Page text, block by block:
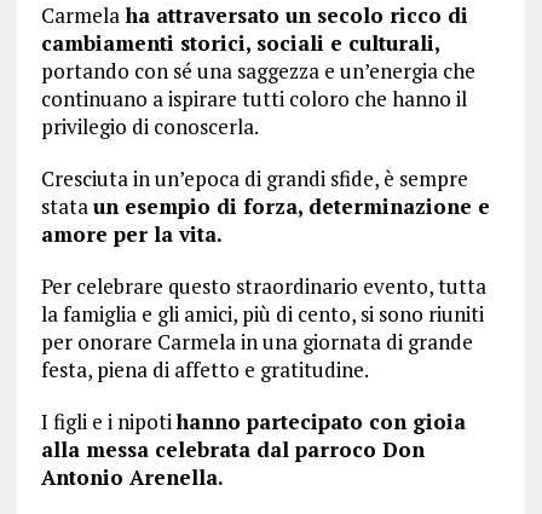
Carmelaha attraversato un secolo ricco di
cambiamenti storici, sociali e culturali,
portando con sé una saggezza e un’energia che
continuano a ispirare tutti coloro che hanno il
privilegio di conoscerla.
Cresciuta in un’epoca di grandi sfide, è sempre
stataun esempio di forza, determinazione e
amore per la vita.
Per celebrare questo straordinario evento, tutta
la famiglia e gli amici, più di cento, si sono riuniti
per onorare Carmela in una giornata di grande
festa, piena di affetto e gratitudine.
I figli e i nipotihanno partecipato con gioia
alla messa celebrata dal parroco Don
Antonio Arenella.